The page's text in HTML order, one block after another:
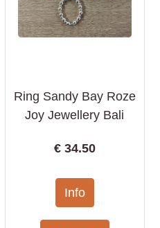
Ring Sandy Bay Roze
Joy Jewellery Bali
€ 34.50